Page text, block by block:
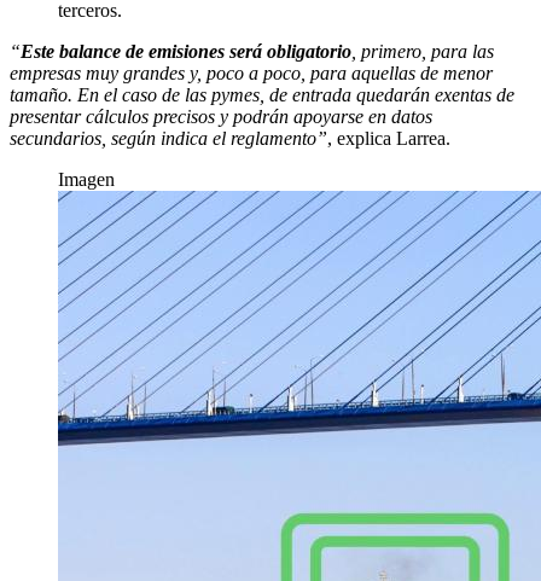
terceros.
“Este balance de emisiones será obligatorio, primero, para las
empresas muy grandes y, poco a poco, para aquellas de menor
tamaño. En el caso de las pymes, de entrada quedarán exentas de
presentar cálculos precisos y podrán apoyarse en datos
secundarios, según indica el reglamento”, explica Larrea.
Imagen